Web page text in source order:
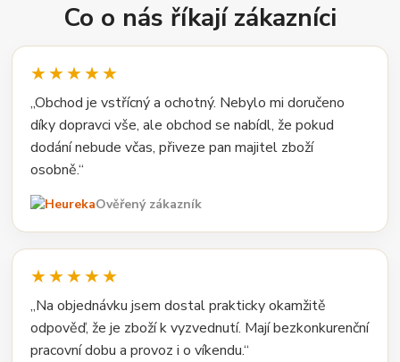
Co o nás říkají zákazníci
★★★★★
„Obchod je vstřícný a ochotný. Nebylo mi doručeno
díky dopravci vše, ale obchod se nabídl, že pokud
dodání nebude včas, přiveze pan majitel zboží
osobně.“
Ověřený zákazník
★★★★★
„Na objednávku jsem dostal prakticky okamžitě
odpověď, že je zboží k vyzvednutí. Mají bezkonkurenční
pracovní dobu a provoz i o víkendu.“